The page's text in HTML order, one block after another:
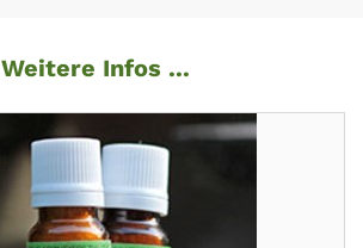
Weitere Infos ...